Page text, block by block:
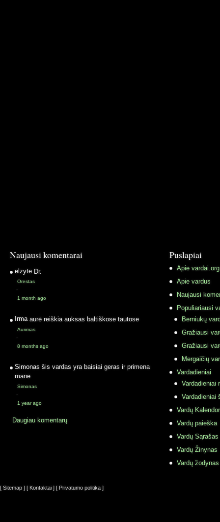
Naujausi komentarai
elzyte Dr.
Orestas
·
1 month ago
Irma aurė reiškia auksas baltiškose tautose
Aurimas
·
8 months ago
Simonas šis vardas yra baisiai geras ir primena
mane
Simonas
·
1 year ago
Daugiau komentarų
Puslapiai
Apie vardai.org
Apie vardus
Naujausi
Populiariausi
Berniukų
Gražiausi
Gražiausi
Mergaičių
Vardadieniai
Vardadieniai
Vardadieniai
Vardų
Vardų paieška
Vardų Sąrašas
Vardų Žinynas
Vardų
[ Sitemap ] [ Kontaktai ] [ Privatumo politika ]